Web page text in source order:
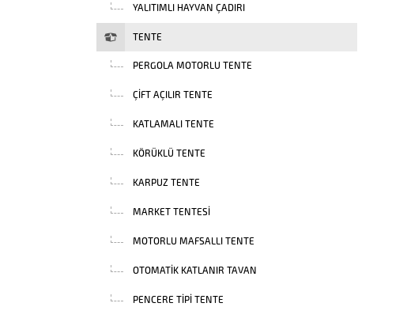
YALITIMLI HAYVAN ÇADIRI
TENTE
PERGOLA MOTORLU TENTE
ÇIFT AÇILIR TENTE
KATLAMALI TENTE
KÖRÜKLÜ TENTE
KARPUZ TENTE
MARKET TENTESI
MOTORLU MAFSALLI TENTE
OTOMATIK KATLANIR TAVAN
PENCERE TIPI TENTE